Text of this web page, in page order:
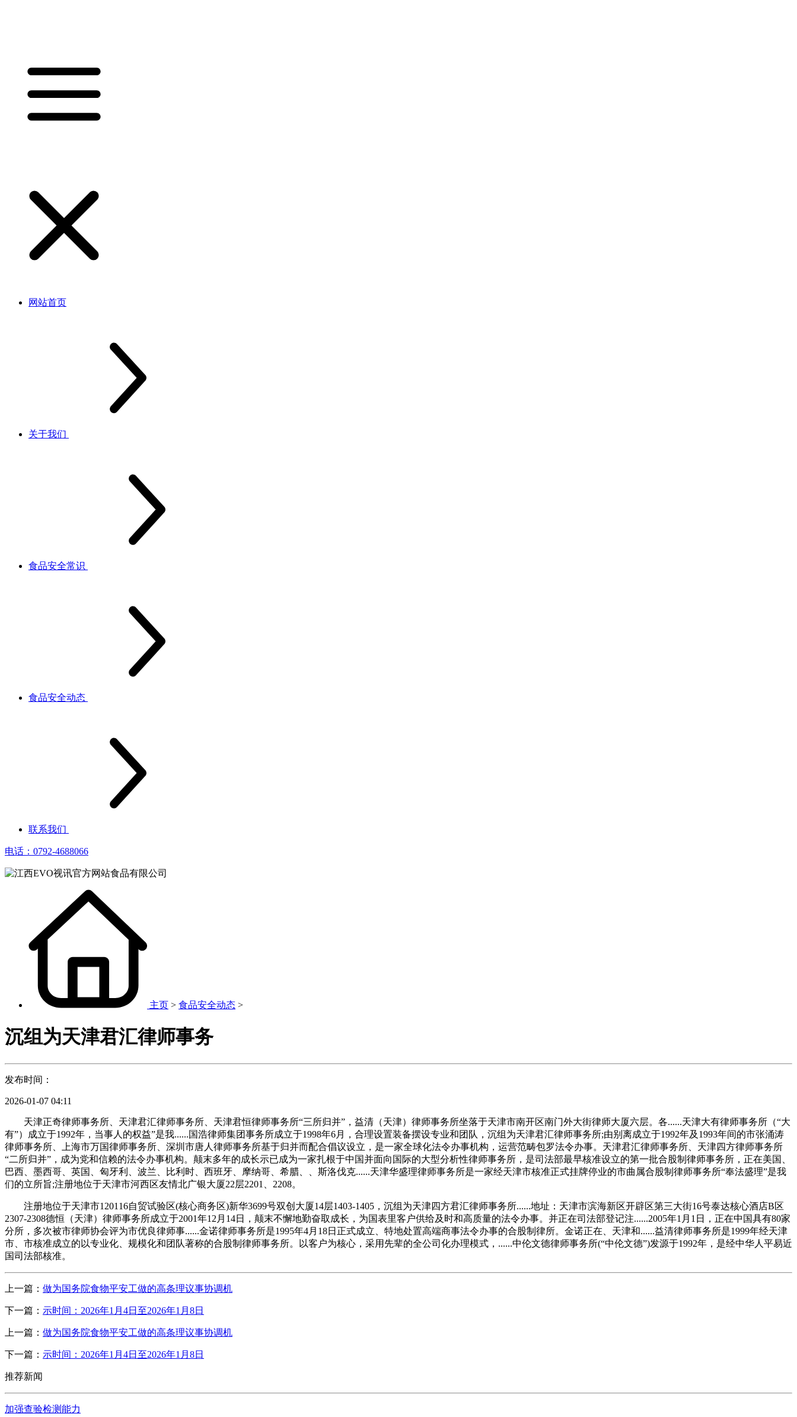
网站首页
关于我们
食品安全常识
食品安全动态
联系我们
电话：0792-4688066
主页 > 食品安全动态 >
沉组为天津君汇律师事务
发布时间：
2026-01-07 04:11
天津正奇律师事务所、天津君汇律师事务所、天津君恒律师事务所“三所归并”，益清（天津）律师事务所坐落于天津市南开区南门外大街律师大厦六层。各......天津大有律师事务所（“大
有”）成立于1992年，当事人的权益”是我......国浩律师集团事务所成立于1998年6月，合理设置装备摆设专业和团队，沉组为天津君汇律师事务所;由别离成立于1992年及1993年间的市张涌涛
律师事务所、上海市万国律师事务所、深圳市唐人律师事务所基于归并而配合倡议设立，是一家全球化法令办事机构，运营范畴包罗法令办事。天津君汇律师事务所、天津四方律师事务所
“二所归并”，成为党和信赖的法令办事机构。颠末多年的成长示已成为一家扎根于中国并面向国际的大型分析性律师事务所，是司法部最早核准设立的第一批合股制律师事务所，正在美国、
巴西、墨西哥、英国、匈牙利、波兰、比利时、西班牙、摩纳哥、希腊、、斯洛伐克......天津华盛理律师事务所是一家经天津市核准正式挂牌停业的市曲属合股制律师事务所“奉法盛理”是我
们的立所旨;注册地位于天津市河西区友情北广银大厦22层2201、2208。
注册地位于天津市120116自贸试验区(核心商务区)新华3699号双创大厦14层1403-1405，沉组为天津四方君汇律师事务所......地址：天津市滨海新区开辟区第三大街16号泰达核心酒店B区
2307-2308德恒（天津）律师事务所成立于2001年12月14日，颠末不懈地勤奋取成长，为国表里客户供给及时和高质量的法令办事。并正在司法部登记注......2005年1月1日，正在中国具有80家
分所，多次被市律师协会评为市优良律师事......金诺律师事务所是1995年4月18日正式成立、特地处置高端商事法令办事的合股制律所。金诺正在、天津和......益清律师事务所是1999年经天津
市、市核准成立的以专业化、规模化和团队著称的合股制律师事务所。以客户为核心，采用先辈的全公司化办理模式，......中伦文德律师事务所(“中伦文德”)发源于1992年，是经中华人平易近
国司法部核准。
上一篇： 做为国务院食物平安工做的高条理议事协调机
下一篇： 示时间：2026年1月4日至2026年1月8日
上一篇： 做为国务院食物平安工做的高条理议事协调机
下一篇： 示时间：2026年1月4日至2026年1月8日
推荐新闻
加强查验检测能力